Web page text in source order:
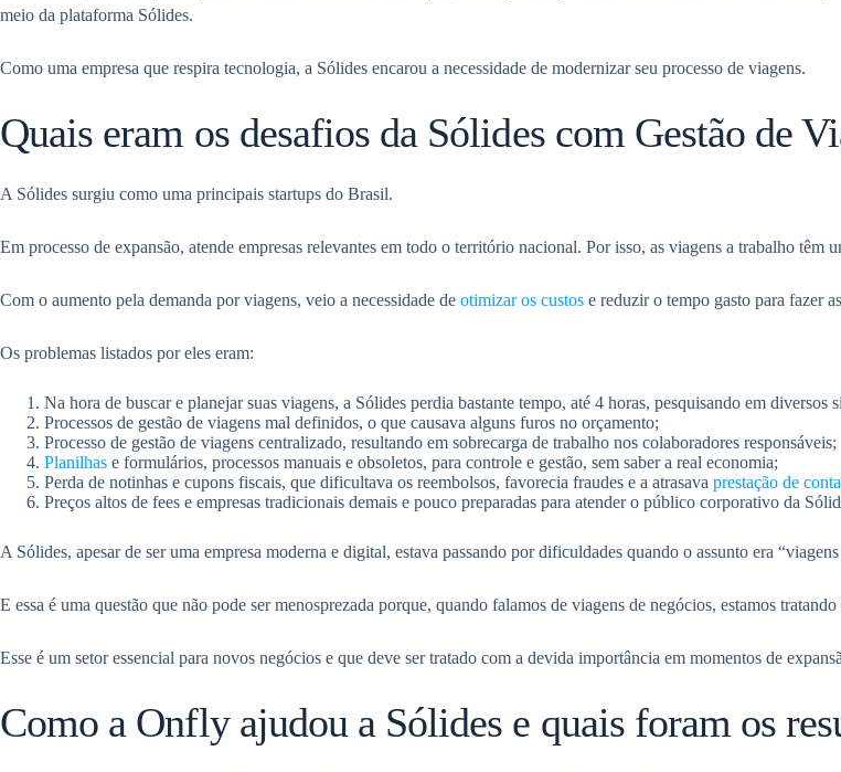
meio da plataforma Sólides.
Como uma empresa que respira tecnologia, a Sólides encarou a necessidade de modernizar seu processo de viagens.
Quais eram os desafios da Sólides com Gestão de
A Sólides surgiu como uma principais startups do Brasil.
Em processo de expansão, atende empresas relevantes em todo o território nacional. Por isso, as viagens a trabalho têm
Com o aumento pela demanda por viagens, veio a necessidade de otimizar os custos e reduzir o tempo gasto para fazer
Os problemas listados por eles eram:
Na hora de buscar e planejar suas viagens, a Sólides perdia bastante tempo, até 4 horas, pesquisando em diversos
Processos de gestão de viagens mal definidos, o que causava alguns furos no orçamento;
Processo de gestão de viagens centralizado, resultando em sobrecarga de trabalho nos colaboradores responsáveis;
Planilhas e formulários, processos manuais e obsoletos, para controle e gestão, sem saber a real economia;
Perda de notinhas e cupons fiscais, que dificultava os reembolsos, favorecia fraudes e a atrasava prestação de
Preços altos de fees e empresas tradicionais demais e pouco preparadas para atender o público corporativo da
A Sólides, apesar de ser uma empresa moderna e digital, estava passando por dificuldades quando o assunto era
E essa é uma questão que não pode ser menosprezada porque, quando falamos de viagens de negócios, estamos
Esse é um setor essencial para novos negócios e que deve ser tratado com a devida importância em momentos de
Como a Onfly ajudou a Sólides e quais foram os